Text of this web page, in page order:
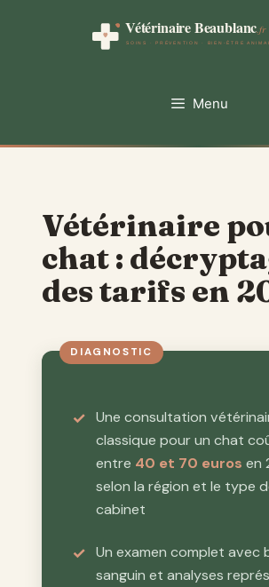
Menu
Vétérinaire
chat :
des tarifs en
Une consultation
classique pour un chat
entre 40 et 70 euros en
selon la région et le type
cabinet
Un examen complet avec
sanguin et analyses